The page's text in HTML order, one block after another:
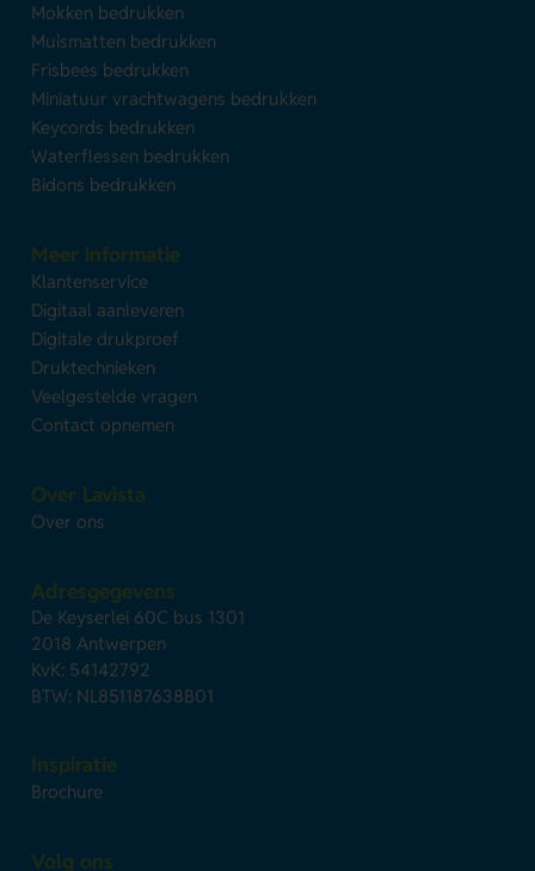
Mokken bedrukken
Muismatten bedrukken
Frisbees bedrukken
Miniatuur vrachtwagens bedrukken
Keycords bedrukken
Waterflessen bedrukken
Bidons bedrukken
Meer informatie
Klantenservice
Digitaal aanleveren
Digitale drukproef
Druktechnieken
Veelgestelde vragen
Contact opnemen
Over Lavista
Over ons
Adresgegevens
De Keyserlei 60C bus 1301
2018 Antwerpen
KvK: 54142792
BTW: NL851187638B01
Inspiratie
Brochure
Volg ons